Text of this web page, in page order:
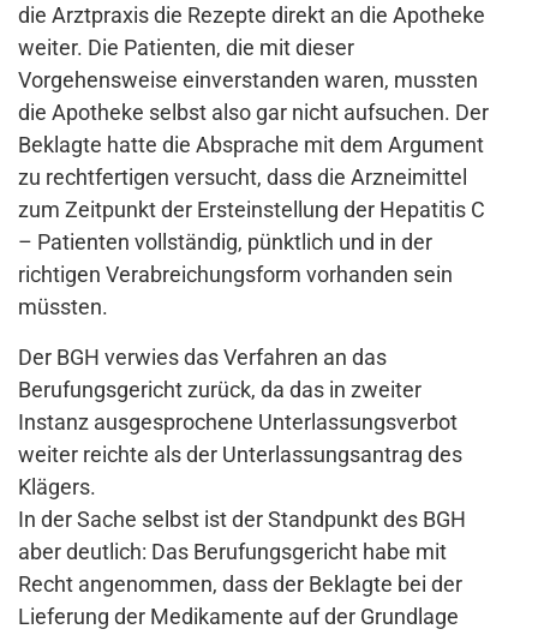
die Arztpraxis die Rezepte direkt an die Apotheke
weiter. Die Patienten, die mit dieser
Vorgehensweise einverstanden waren, mussten
die Apotheke selbst also gar nicht aufsuchen. Der
Beklagte hatte die Absprache mit dem Argument
zu rechtfertigen versucht, dass die Arzneimittel
zum Zeitpunkt der Ersteinstellung der Hepatitis C
– Patienten vollständig, pünktlich und in der
richtigen Verabreichungsform vorhanden sein
müssten.
Der BGH verwies das Verfahren an das
Berufungsgericht zurück, da das in zweiter
Instanz ausgesprochene Unterlassungsverbot
weiter reichte als der Unterlassungsantrag des
Klägers.
In der Sache selbst ist der Standpunkt des BGH
aber deutlich: Das Berufungsgericht habe mit
Recht angenommen, dass der Beklagte bei der
Lieferung der Medikamente auf der Grundlage